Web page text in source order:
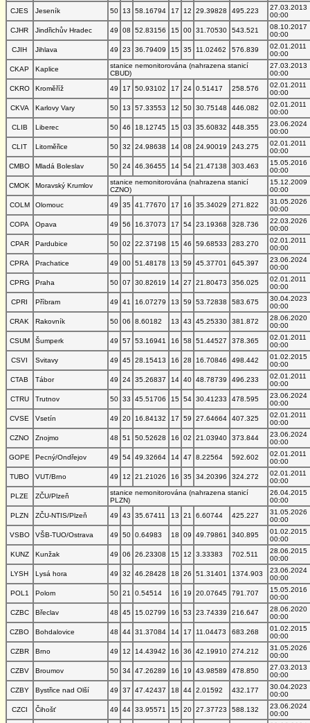
CJES
Jeseník 50 13 58.16794 17 12 29.39828 495.223
27.03.2013
00:00
CJHR
Jindřichův Hradec 49 08 52.83156 15 00 31.70530 543.521
08.10.2017
00:00
CJIH
Jihlava 49 23 36.79409 15 35 11.02462 576.839
02.01.2011
00:00
CKAP
Kaplice
stanice nemonitorována (nahrazena stanicí
CBUD)
27.03.2013
00:00
CKRO
Kroměříž 49 17 50.93102 17 24 0.51417 258.576
02.01.2011
00:00
CKVA
Karlovy Vary 50 13 57.33553 12 50 30.75148 446.082
02.01.2011
00:00
CLIB
Liberec 50 46 18.12745 15 03 35.60832 448.355
23.06.2024
00:00
CLIT
Litoměřice 50 32 24.98638 14 08 24.90019 243.275
02.01.2011
00:00
CMBO
Mladá Boleslav 50 24 46.36455 14 54 21.47138 303.463
15.05.2016
00:00
CMOK
Moravský Krumlov
stanice nemonitorována (nahrazena stanicí
CZNO)
15.12.2009
00:00
COLM
Olomouc 49 35 41.77670 17 16 35.34029 271.822
31.05.2026
00:00
COPA
Opava 49 56 16.37073 17 54 23.19368 328.736
22.03.2026
00:00
CPAR
Pardubice 50 02 22.37198 15 46 59.68533 283.270
02.01.2011
00:00
CPRA
Prachatice 49 00 51.48178 13 59 45.37701 645.397
23.06.2024
00:00
CPRG
Praha 50 07 30.82619 14 27 21.80473 356.025
02.01.2011
00:00
CPRI
Příbram 49 41 16.07279 13 59 53.72838 583.675
30.04.2023
00:00
CRAK
Rakovník 50 06 8.60182 13 43 45.25330 381.872
28.06.2020
00:00
CSUM
Šumperk 49 57 53.16941 16 58 51.44527 378.365
02.01.2011
00:00
CSVI
Svitavy 49 45 28.15413 16 28 16.70846 498.442
01.02.2015
00:00
CTAB
Tábor 49 24 35.26837 14 40 48.78739 496.233
02.01.2011
00:00
CTRU
Trutnov 50 33 45.51706 15 54 30.41233 478.595
23.06.2024
00:00
CVSE
Vsetín 49 20 16.84132 17 59 27.64664 407.325
02.01.2011
00:00
CZNO
Znojmo 48 51 50.52628 16 02 21.03940 373.844
23.06.2024
00:00
GOPE
Pecný/Ondřejov 49 54 49.32664 14 47 8.22564 592.602
02.01.2011
00:00
TUBO
VUT/Brno 49 12 21.21026 16 35 34.20396 324.272
02.01.2011
00:00
PLZE
ZČU/Plzeň
stanice nemonitorována (nahrazena stanicí
PLZN)
26.04.2015
00:00
PLZN
ZČU-NTIS/Plzeň 49 43 35.67411 13 21 6.60744 425.227
31.05.2026
00:00
VSBO
VŠB-TUO/Ostrava 49 50 0.64983 18 09 49.79861 340.895
01.02.2015
00:00
KUNZ
Kunžak 49 06 26.23308 15 12 3.33383 702.511
28.06.2015
00:00
LYSH
Lysá hora 49 32 46.28428 18 26 51.31401 1374.903
23.06.2024
00:00
POL1
Polom 50 21 0.54514 16 19 20.07645 791.707
15.05.2016
00:00
CZBC
Břeclav 48 45 15.02799 16 53 23.74339 216.647
28.06.2020
00:00
CZBO
Bohdalovice 48 44 31.37084 14 17 11.04473 683.268
01.02.2015
00:00
CZBR
Brno 49 12 14.43942 16 36 42.19910 274.212
31.05.2026
00:00
CZBV
Broumov 50 34 47.26289 16 19 43.98589 478.850
27.03.2013
00:00
CZBY
Bystřice nad Olší 49 37 47.42437 18 44 2.01592 432.177
30.04.2023
00:00
CZCI
Čihošť 49 44 33.95571 15 20 27.37723 588.132
23.06.2024
00:00